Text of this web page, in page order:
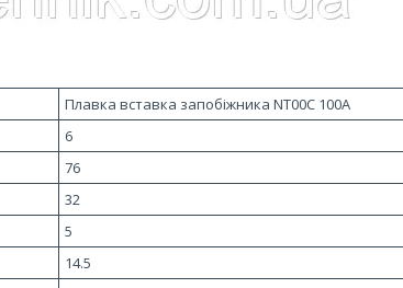
Плавка вставка запобіжника NT00С 100А
6
76
32
5
14.5